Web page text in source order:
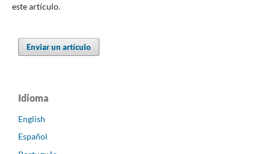
este artículo.
Enviar un artículo
Idioma
English
Español